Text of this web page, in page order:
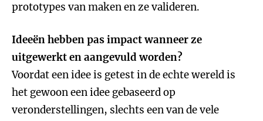
prototypes van maken en ze valideren.
Ideeën hebben pas impact wanneer ze
uitgewerkt en aangevuld worden?
Voordat een idee is getest in de echte wereld is
het gewoon een idee gebaseerd op
veronderstellingen, slechts een van de vele